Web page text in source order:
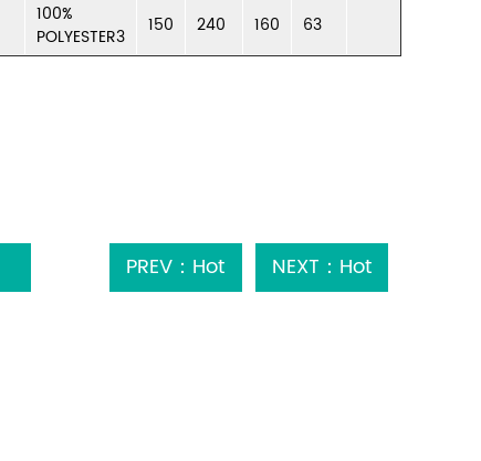
100%
POLYESTER3
150 240 160 63
PREV：Hot
NEXT：Hot